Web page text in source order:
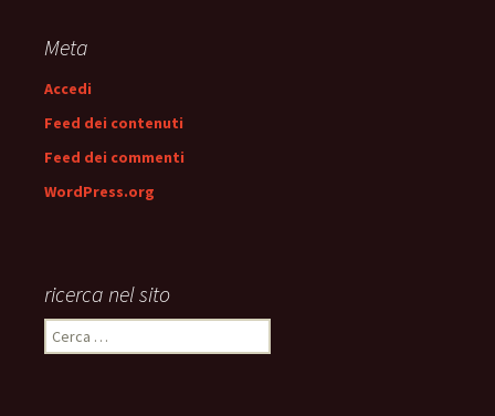
articolo
Meta
Accedi
Feed dei contenuti
Feed dei commenti
WordPress.org
ricerca nel sito
Ricerca
per: